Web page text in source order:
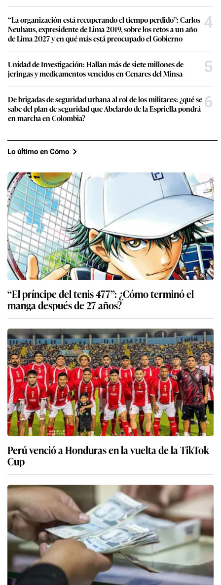
“La organización está recuperando el tiempo perdido”: Carlos
Neuhaus, expresidente de Lima 2019, sobre los retos a un año
de Lima 2027 y en qué más está preocupado el Gobierno
4
Unidad de Investigación: Hallan más de siete millones de
jeringas y medicamentos vencidos en Cenares del Minsa
5
De brigadas de seguridad urbana al rol de los militares: ¿qué se
sabe del plan de seguridad que Abelardo de la Espriella pondrá
en marcha en Colombia?
6
Lo último en Cómo
“El príncipe del tenis 477”: ¿Cómo terminó el
manga después de 27 años?
Perú venció a Honduras en la vuelta de la TikTok
Cup